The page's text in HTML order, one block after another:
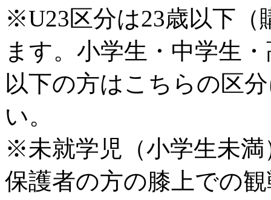
※U23区分は23歳以下（
ます。小学生・中学生
以下の方はこちらの区
い。
※未就学児（小学生未
保護者の方の膝上での